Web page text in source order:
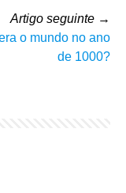
Artigo seguinte →
o mundo no ano
de 1000?